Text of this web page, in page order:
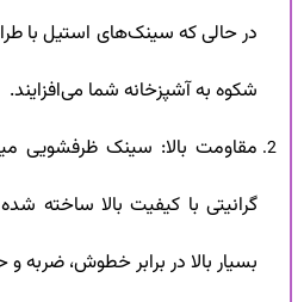
در حالی که سینک‌های استیل با
شکوه به آشپزخانه شما می‌افزایند.
مقاومت بالا: سینک ظرفشویی
گرانیتی با کیفیت بالا ساخته
بسیار بالا در برابر خطوش، ضربه